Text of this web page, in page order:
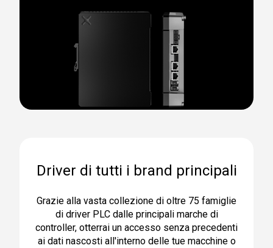
Driver di tutti i brand principali
Grazie alla vasta collezione di oltre 75 famiglie
di driver PLC dalle principali marche di
controller, otterrai un accesso senza precedenti
ai dati nascosti all'interno delle tue macchine o